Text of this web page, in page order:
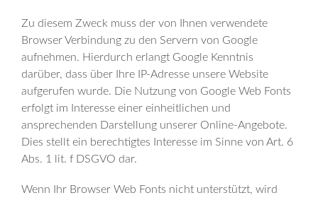
Zu diesem Zweck muss der von Ihnen verwendete
Browser Verbindung zu den Servern von Google
aufnehmen. Hierdurch erlangt Google Kenntnis
darüber, dass über Ihre IP-Adresse unsere Website
aufgerufen wurde. Die Nutzung von Google Web Fonts
erfolgt im Interesse einer einheitlichen und
ansprechenden Darstellung unserer Online-Angebote.
Dies stellt ein berechtigtes Interesse im Sinne von Art. 6
Abs. 1 lit. f DSGVO dar.
Wenn Ihr Browser Web Fonts nicht unterstützt, wird